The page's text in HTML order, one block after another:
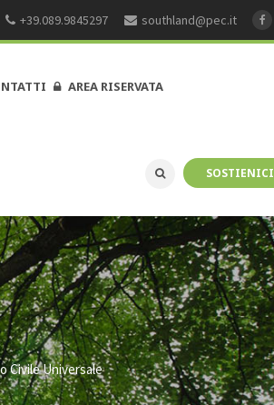
+39.089.9845297 southland@pec.it
AREA RISERVATA
SOSTIENICI
Civile Universale